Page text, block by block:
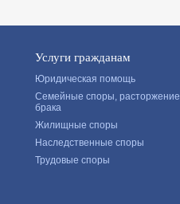
Услуги гражданам
Юридическая помощь
Семейные споры, расторжение
брака
Жилищные споры
Наследственные споры
Трудовые споры